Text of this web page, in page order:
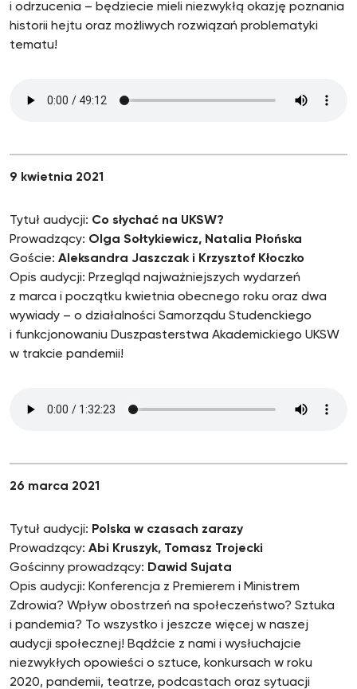
i odrzucenia – będziecie mieli niezwykłą okazję poznania
historii hejtu oraz możliwych rozwiązań problematyki
tematu!
9 kwietnia 2021
Tytuł audycji: Co słychać na UKSW?
Prowadzący: Olga Sołtykiewicz, Natalia Płońska
Goście: Aleksandra Jaszczak i Krzysztof Kłoczko
Opis audycji: Przegląd najważniejszych wydarzeń
z marca i początku kwietnia obecnego roku oraz dwa
wywiady – o działalności Samorządu Studenckiego
i funkcjonowaniu Duszpasterstwa Akademickiego UKSW
w trakcie pandemii!
26 marca 2021
Tytuł audycji: Polska w czasach zarazy
Prowadzący: Abi Kruszyk, Tomasz Trojecki
Gościnny prowadzący: Dawid Sujata
Opis audycji: Konferencja z Premierem i Ministrem
Zdrowia? Wpływ obostrzeń na społeczeństwo? Sztuka
i pandemia? To wszystko i jeszcze więcej w naszej
audycji społecznej! Bądźcie z nami i wysłuchajcie
niezwykłych opowieści o sztuce, konkursach w roku
2020, pandemii, teatrze, podcastach oraz sytuacji